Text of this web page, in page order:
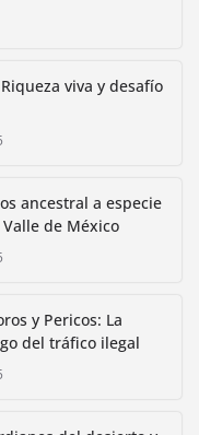
viva y desafío
ancestral a especie
de México
y Pericos: La
del tráfico ilegal